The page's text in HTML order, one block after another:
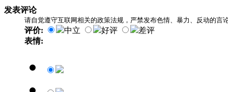
发表评论
请自觉遵守互联网相关的政策法规，严禁发布色情、暴力、反动的言
评价: 中立 好评
差评
表情: